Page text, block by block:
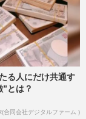
る人にだけ共通す
とは？
合同会社デジタルファーム )